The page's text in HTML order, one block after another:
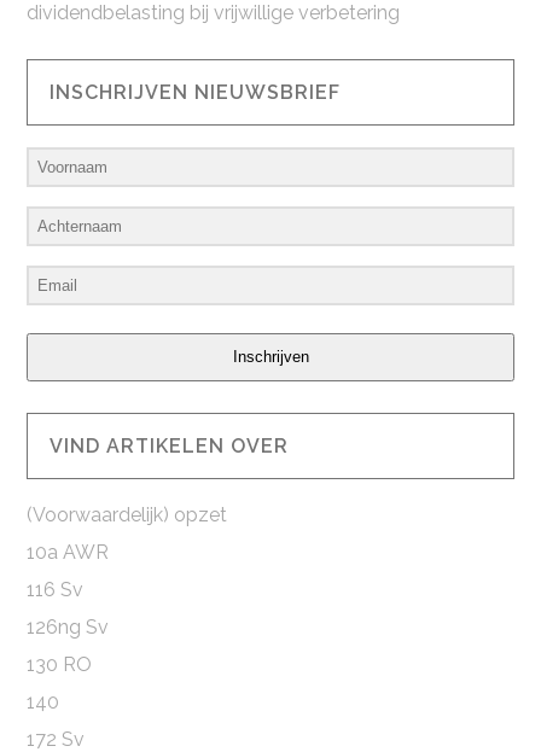
dividendbelasting bij vrijwillige verbetering
INSCHRIJVEN NIEUWSBRIEF
Inschrijven
VIND ARTIKELEN OVER
(Voorwaardelijk) opzet
10a AWR
116 Sv
126ng Sv
130 RO
140
172 Sv